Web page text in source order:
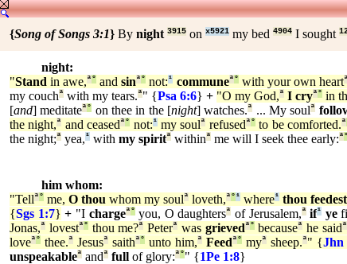
{Song of Songs 3:1} By night 3915 on x5921 my bed 4904 I sought
night:
"Stand in awe,ª° andsinª° not:¹ communeª°with your own heartª
my couchª with my tears.ª" {Psa 6:6} + "O my God,ª I cryª° in
[and] meditateª° on thee in the [night] watches.ª ... My soulª
the night,ª and ceasedª° not:¹my soulª refusedª°to be comforted.ª
the night;ª yea,¹ with my spiritª withinª me will I seek thee early:ª°
him whom:
"Tellª° me,O thou whom my soulª loveth,ª°¹ where¹ thou feedest
{Sgs 1:7} + "I chargeª°you, O daughtersª of Jerusalem,ª if¹ ye
Jonas,ª lovestª°thou me?ª Peterª was grievedª°becauseª he saidª
loveª° thee.ª Jesusª saithª° unto him,ª Feedª° myª sheep.ª" {Jhn
unspeakableª andª full of glory:ª°" {1Pe 1:8}